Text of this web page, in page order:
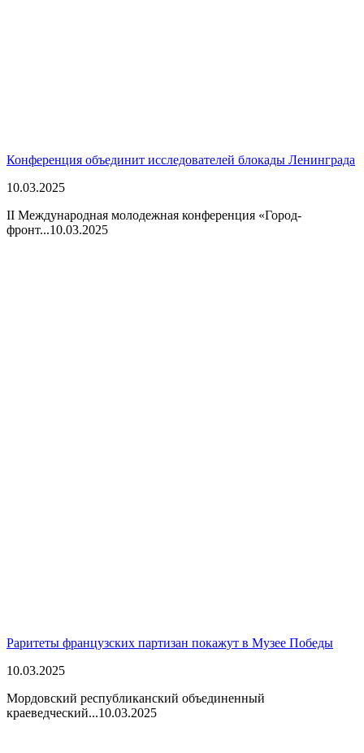
Конференция объединит исследователей блокады Ленинграда
10.03.2025
II Международная молодежная конференция «Город-
фронт...10.03.2025
Раритеты французских партизан покажут в Музее Победы
10.03.2025
Мордовский республиканский объединенный
краеведческий...10.03.2025